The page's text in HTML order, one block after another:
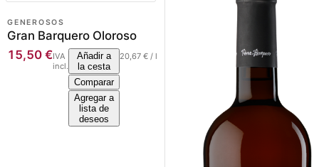
GENEROSOS
Gran Barquero Oloroso
15,50 €IVA
incl.
20,67 € / l
Añadir a
la cesta
Comparar
Agregar a
lista de
deseos